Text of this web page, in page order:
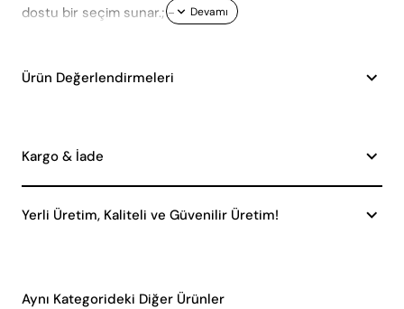
dostu bir seçim sunar.; -
Ürün Değerlendirmeleri
Kargo & İade
Yerli Üretim, Kaliteli ve Güvenilir Üretim!
Aynı Kategorideki Diğer Ürünler